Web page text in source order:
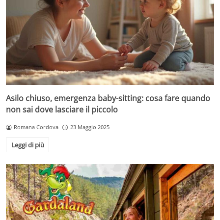
Asilo chiuso, emergenza baby-sitting: cosa fare quando
non sai dove lasciare il piccolo
Romana Cordova 23 Maggio 2025
Leggi di più